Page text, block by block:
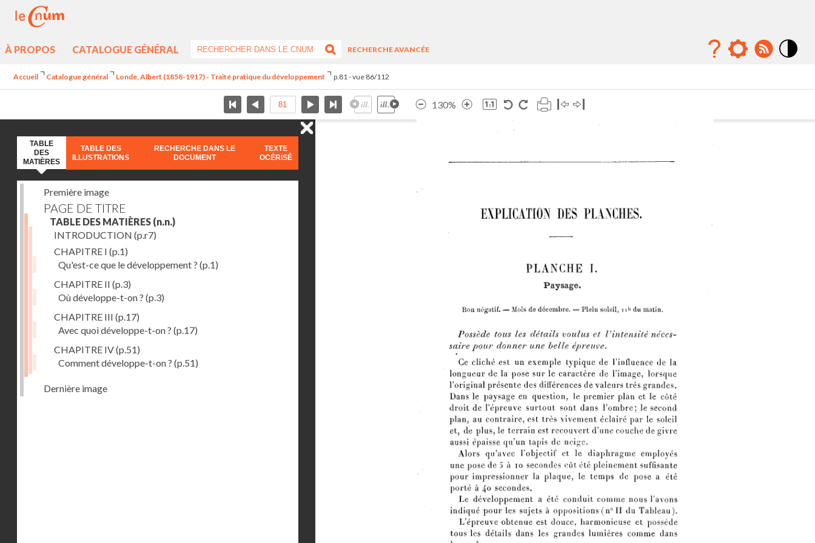
À PROPOS CATALOGUE GÉNÉRAL
RECHERCHE AVANCÉE
Accueil Catalogue général Londe, Albert (1858-1917) - Traité pratique du développement p.81 - vue 86/112
130%
TABLE
DES
MATIÈRES
TABLE DES
ILLUSTRATIONS
RECHERCHE DANS LE
DOCUMENT
TEXTE
OCÉRISÉ
Première image
PAGE DE TITRE
TABLE DES MATIÈRES (n.n.)
INTRODUCTION (p.r7)
CHAPITRE I (p.1)
Qu'est-ce que le développement ? (p.1)
CHAPITRE II (p.3)
Où développe-t-on ? (p.3)
CHAPITRE III (p.17)
Avec quoi développe-t-on ? (p.17)
CHAPITRE IV(p.51)
Comment développe-t-on ? (p.51)
Dernière image